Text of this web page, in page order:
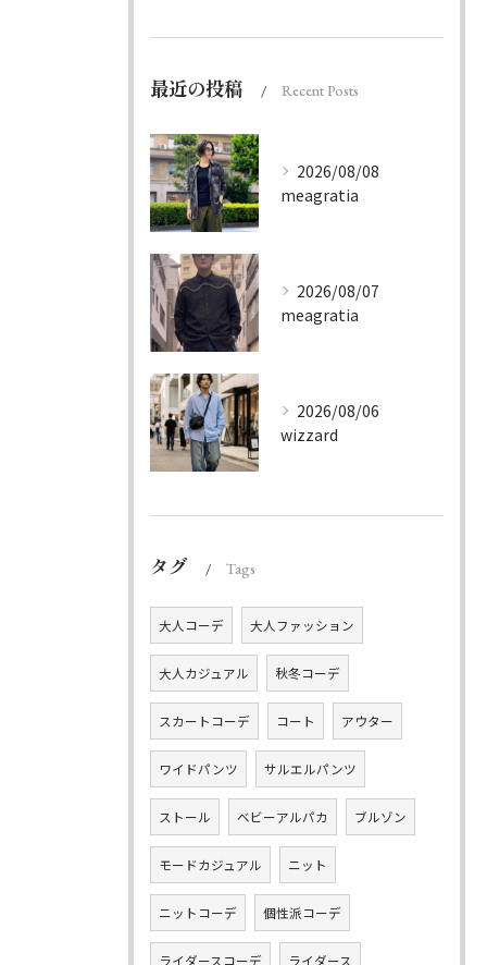
最近の投稿 Recent Posts
2026/08/08
meagratia
2026/08/07
meagratia
2026/08/06
wizzard
タグ Tags
大人コーデ 大人ファッション
大人カジュアル 秋冬コーデ
スカートコーデ コート アウター
ワイドパンツ サルエルパンツ
ストール ベビーアルパカ ブルゾン
モードカジュアル ニット
ニットコーデ 個性派コーデ
ライダースコーデ ライダース